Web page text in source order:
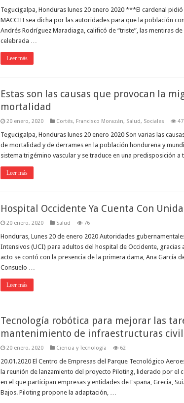
Tegucigalpa, Honduras lunes 20 enero 2020 ***El cardenal
MACCIH sea dicha por las autoridades para que la población
Andrés Rodríguez Maradiaga, calificó de “triste”, las mentiras
celebrada …
Leer más
Estas son las causas que provocan la
mortalidad
20 enero, 2020 Cortés, Francisco Morazán, Salud, Sociales 47
Tegucigalpa, Honduras lunes 20 enero 2020 Son varias las
de mortalidad y de derrames en la población hondureña y
sistema trigémino vascular y se traduce en una predisposición
Leer más
Hospital Occidente Ya Cuenta Con
20 enero, 2020 Salud 76
Honduras, Lunes 20 de enero 2020 Autoridades
Intensivos (UCI) para adultos del hospital de Occidente, gracias
acto se contó con la presencia de la primera dama, Ana García
Consuelo …
Leer más
Tecnología robótica para mejorar las
mantenimiento de infraestructuras
20 enero, 2020 Ciencia y Tecnología 62
20.01.2020 El Centro de Empresas del Parque Tecnológico
la reunión de lanzamiento del proyecto Piloting, liderado por el
en el que participan empresas y entidades de España, Grecia,
Bajos. Piloting propone la adaptación, …